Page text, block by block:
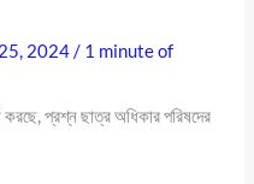
2024/ 1 minute of
করছে, প্রশ্ন ছাত্র অধিকার পরিষদের